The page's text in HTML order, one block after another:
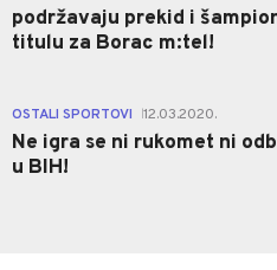
podržavaju prekid i
titulu za Borac m:tel!
OSTALI SPORTOVI 12.03.2020.
Ne igra se ni rukomet ni
u BIH!